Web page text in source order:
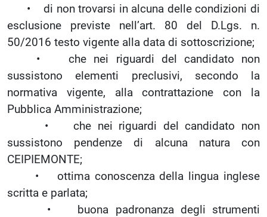
• di non trovarsi in alcuna delle condizioni di
esclusione previste nell’art. 80 del D.Lgs. n.
50/2016 testo vigente alla data di sottoscrizione;
• che nei riguardi del candidato non
sussistono elementi preclusivi, secondo la
normativa vigente, alla contrattazione con la
Pubblica Amministrazione;
• che nei riguardi del candidato non
sussistono pendenze di alcuna natura con
CEIPIEMONTE;
• ottima conoscenza della lingua inglese
scritta e parlata;
• buona padronanza degli strumenti